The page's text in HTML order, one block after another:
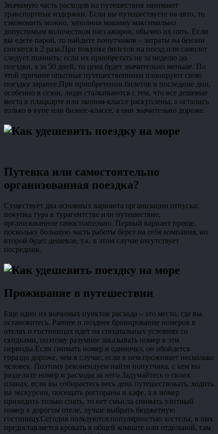
Значимую часть расходов на путешествия занимают
транспортные издержки. Если вы путешествуете на авто, то
сэкономить можно, заполнив машину максимально
допустимым количеством пассажиров, обычно их пять. Если
вы едете парой, то найдите попутчиков – затраты на бензин
снизятся в 2 раза.При покупке билетов на поезд или самолет
следует помнить: если их приобретать не за неделю до
поездки, а за 50 дней, то цена будет значительно меньше. По
этой причине опытные путешественники планируют свою
поездку заранее.При приобретении билетов в последние дни,
особенно в сезон, люди сталкиваются с тем, что все дешевые
места в плацкарте или эконом-классе раскуплены, а остались
только в купе или бизнес-классе, а они значительно дороже.
Путевка или самостоятельно
организованная поездка?
Существует два основных варианта организации отпуска:
покупка тура в турагентстве или путешествие,
организованное самостоятельно. Первый вариант проще,
поскольку большую часть работы берет на себя компания, но
второй будет дешевле, т.к. в этом случае отсутствует
посредник.
Проживание в путешествии
Еще один из значимых пунктов расхода – это место, где вы
остановитесь. Раннее и позднее бронирование номеров в
отелях и гостиницах идет на специальных условиях со
скидками, поэтому разумнее заказывать номер в эти
периоды.Если снимать номер в одиночку, он обойдется
гораздо дороже, чем в случае, если в нем проживает несколько
человек. Поэтому рекомендуем найти попутчика, с кем вы
разделите номер и расходы за него.Задумайтесь о своих
планах, если вы собираетесь весь день путешествовать, ходить
на экскурсии, посещать рестораны и кафе, а в номер
приходить только спать, то нет смысла снимать элитный
номер в дорогом отеле, лучше выбрать бюджетную
гостиницу.Сегодня пользуются популярностью хостелы, в них
предоставляется кровать в общей комнате или отдельной, там